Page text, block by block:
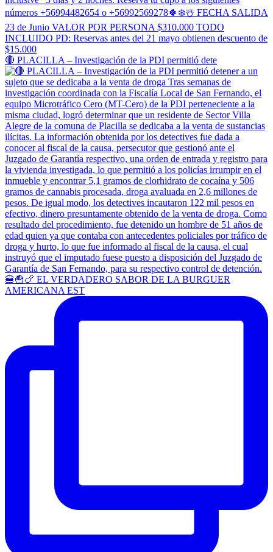
🔴 PLACILLA – Investigación de la PDI permitió dete
🍔🍟🍗 EL VERDADERO SABOR DE LA BURGUER
AMERICANA EST